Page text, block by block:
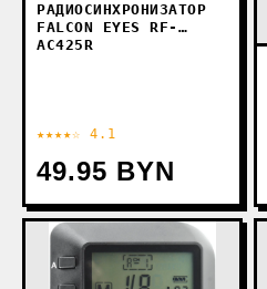
РАДИОСИНХРОНИЗАТОР
FALCON EYES RF-
AC425R
★★★★☆ 4.1
49.95 BYN